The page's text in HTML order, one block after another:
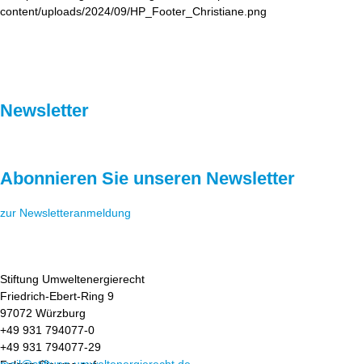
Newsletter
Abonnieren Sie unseren Newsletter
zur Newsletteranmeldung
Stiftung Umweltenergierecht
Friedrich-Ebert-Ring 9
97072 Würzburg
+49 931 794077-0
+49 931 794077-29